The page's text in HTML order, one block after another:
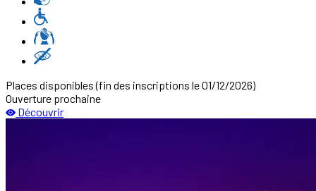
Places disponibles(fin des inscriptions le 01/12/2026)
Ouverture prochaine
Découvrir